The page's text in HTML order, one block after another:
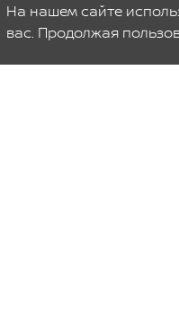
На нашем сайте
вас. Продолжая